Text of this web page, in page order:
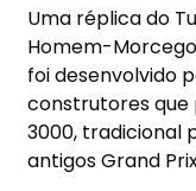
Uma réplica do
Homem-
foi desenvolvido
construtores
3000, tradicional
antigos Grand